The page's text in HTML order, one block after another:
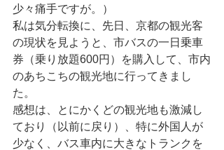
少々痛手ですが。）
私は気分転換に、先日、京都の観光客
の現状を見ようと、市バスの一日乗車
券（乗り放題600円）を購入して、市内
のあちこちの観光地に行ってきまし
た。
感想は、とにかくどの観光地も激減し
ており（以前に戻り）、特に外国人が
少なく、バス車内に大きなトランクを